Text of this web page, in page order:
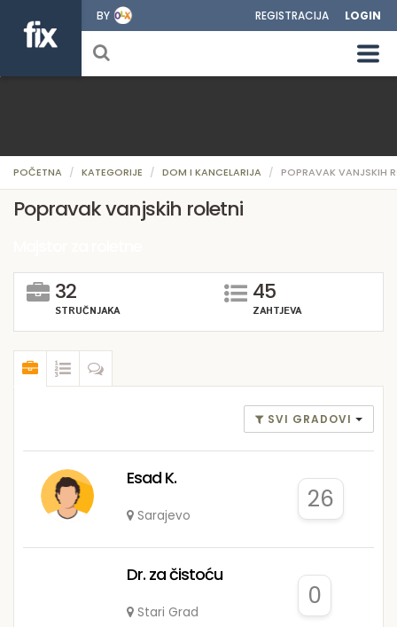
BY REGISTRACIJA LOGIN
POČETNA KATEGORIJE DOM I KANCELARIJA POPRAVAK VANJSKIH
Popravak vanjskih roletni
32
STRUČNJAKA
45
ZAHTJEVA
SVI GRADOVI
Esad K.
Sarajevo
26
Dr. za čistoću
Stari Grad
0